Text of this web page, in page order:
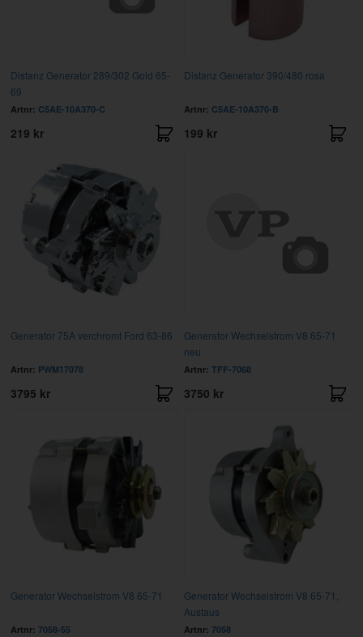
Distanz Generator 289/302 Gold 65-
69
Artnr: C5AE-10A370-C
219 kr
Distanz Generator 390/480 rosa
Artnr: C5AE-10A370-B
199 kr
Generator 75A verchromt Ford 63-86
Artnr: PWM17078
3795 kr
Generator Wechselstrom V8 65-71
neu
Artnr: TFF-7068
3750 kr
Generator Wechselstrom V8 65-71
Artnr: 7058-55
Generator Wechselstrom V8 65-71,
Austaus
Artnr: 7058